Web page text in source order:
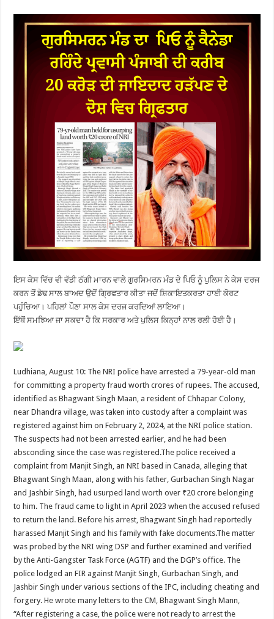
ਇਸ ਕੇਸ ਵਿੱਚ ਵੀ ਵੱਡੀ ਠੱਗੀ ਮਾਰਨ ਵਾਲੇ ਗੁਰਸਿਮਰਨ ਮੰਡ ਦੇ ਪਿਓ ਨੂੰ ਪੁਲਿਸ ਨੇ ਕੇਸ ਦਰਜ
ਕਰਨ ਤੋਂ ਡੇਢ ਸਾਲ ਬਾਅਦ ਉਦੋਂ ਗ੍ਰਿਫਤਾਰ ਕੀਤਾ ਜਦੋਂ ਸ਼ਿਕਾਇਤਕਰਤਾ ਹਾਈ ਕੋਰਟ
ਪਹੁੰਚਿਆ। ਪਹਿਲਾਂ ਪੌਣਾ ਸਾਲ ਕੇਸ ਦਰਜ ਕਰਦਿਆਂ ਲਾਇਆ।
ਇੱਥੋਂ ਸਮਝਿਆ ਜਾ ਸਕਦਾ ਹੈ ਕਿ ਸਰਕਾਰ ਅਤੇ ਪੁਲਿਸ ਕਿਨ੍ਹਾਂ ਨਾਲ ਰਲੀ ਹੋਈ ਹੈ।
Ludhiana, August 10: The NRI police have arrested a 79-year-old man
for committing a property fraud worth crores of rupees. The accused,
identified as Bhagwant Singh Maan, a resident of Chhapar Colony,
near Dhandra village, was taken into custody after a complaint was
registered against him on February 2, 2024, at the NRI police station.
The suspects had not been arrested earlier, and he had been
absconding since the case was registered.The police received a
complaint from Manjit Singh, an NRI based in Canada, alleging that
Bhagwant Singh Maan, along with his father, Gurbachan Singh Nagar
and Jashbir Singh, had usurped land worth over ₹20 crore belonging
to him. The fraud came to light in April 2023 when the accused refused
to return the land. Before his arrest, Bhagwant Singh had reportedly
harassed Manjit Singh and his family with fake documents.The matter
was probed by the NRI wing DSP and further examined and verified
by the Anti-Gangster Task Force (AGTF) and the DGP’s office. The
police lodged an FIR against Manjit Singh, Gurbachan Singh, and
Jashbir Singh under various sections of the IPC, including cheating and
forgery. He wrote many letters to the CM, Bhagwant Singh Mann,
“After registering a case, the police were not ready to arrest the